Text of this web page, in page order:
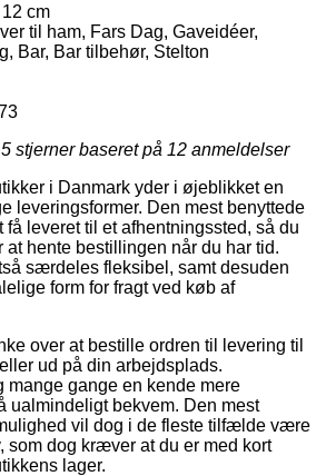
cm
til ham, Fars Dag, Gaveidéer,
Bar, Bar tilbehør, Stelton
stjerner baseret på 12 anmeldelser
i Danmark yder i øjeblikket en
leveringsformer. Den mest benyttede
leveret til et afhentningssted, så du
at hente bestillingen når du har tid.
særdeles fleksibel, samt desuden
form for fragt ved køb af
over at bestille ordren til levering til
ud på din arbejdsplads.
mange gange en kende mere
ualmindeligt bekvem. Den mest
vil dog i de fleste tilfælde være
som dog kræver at du er med kort
lager.